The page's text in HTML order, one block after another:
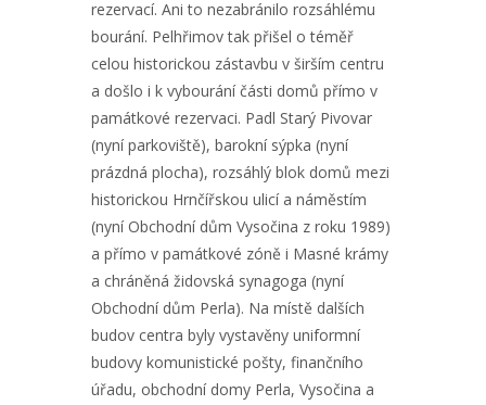
rezervací. Ani to nezabránilo rozsáhlému
bourání. Pelhřimov tak přišel o téměř
celou historickou zástavbu v širším centru
a došlo i k vybourání části domů přímo v
památkové rezervaci. Padl Starý Pivovar
(nyní parkoviště), barokní sýpka (nyní
prázdná plocha), rozsáhlý blok domů mezi
historickou Hrnčířskou ulicí a náměstím
(nyní Obchodní dům Vysočina z roku 1989)
a přímo v památkové zóně i Masné krámy
a chráněná židovská synagoga (nyní
Obchodní dům Perla). Na místě dalších
budov centra byly vystavěny uniformní
budovy komunistické pošty, finančního
úřadu, obchodní domy Perla, Vysočina a